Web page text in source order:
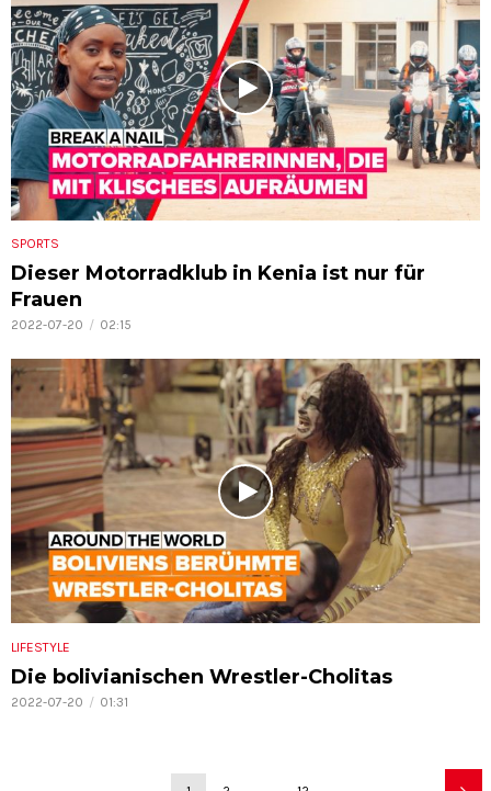
SPORTS
Dieser Motorradklub in Kenia ist nur für
Frauen
2022-07-20 02:15
LIFESTYLE
Die bolivianischen Wrestler-Cholitas
2022-07-20 01:31